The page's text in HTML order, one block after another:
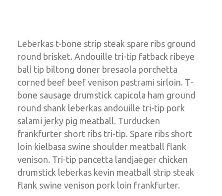
Leberkas t-bone strip steak spare ribs ground
round brisket. Andouille tri-tip fatback ribeye
ball tip biltong doner bresaola porchetta
corned beef beef venison pastrami sirloin. T-
bone sausage drumstick capicola ham ground
round shank leberkas andouille tri-tip pork
alami jerky pig meatball. Turducken
frankfurter short ribs tri-tip. Spare ribs short
loin kielbasa swine shoulder meatball flank
venison. Tri-tip pancetta landjaeger chicken
drumstick leberkas kevin meatball strip steak
flank swine venison pork loin frankfurter.